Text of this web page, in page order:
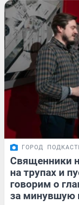
ГОРОД
Священники
на трупах и
говорим о
за минувшую